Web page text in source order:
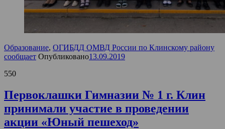
Образование, ОГИБДД ОМВД России по Клинскому району
сообщает Опубликовано13.09.2019
550
Первоклашки Гимназии № 1 г. Клин
принимали участие в проведении
акции «Юный пешеход»